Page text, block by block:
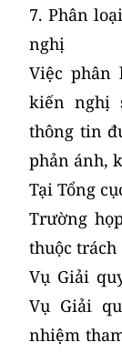
7. Phân
nghị
Việc
kiến nghị
thông tin
phản ánh,
Tại Tổng
Trường
thuộc
Vụ Giải
Vụ Giải
nhiệm